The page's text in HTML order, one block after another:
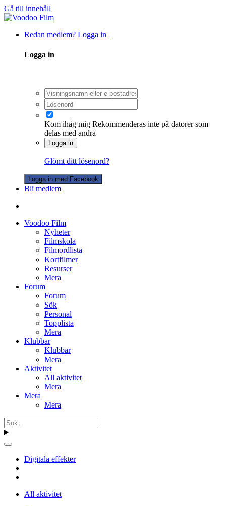
Gå till innehåll
Redan medlem? Logga in
Logga in
Kom ihåg mig Rekommenderas inte på datorer som
delas med andra
Logga in
Glömt ditt lösenord?
Logga in med Facebook
Bli medlem
Voodoo Film
Nyheter
Filmskola
Filmordlista
Kortfilmer
Resurser
Mera
Forum
Forum
Sök
Personal
Topplista
Mera
Klubbar
Klubbar
Mera
Aktivitet
All aktivitet
Mera
Mera
Mera
Digitala effekter
All aktivitet